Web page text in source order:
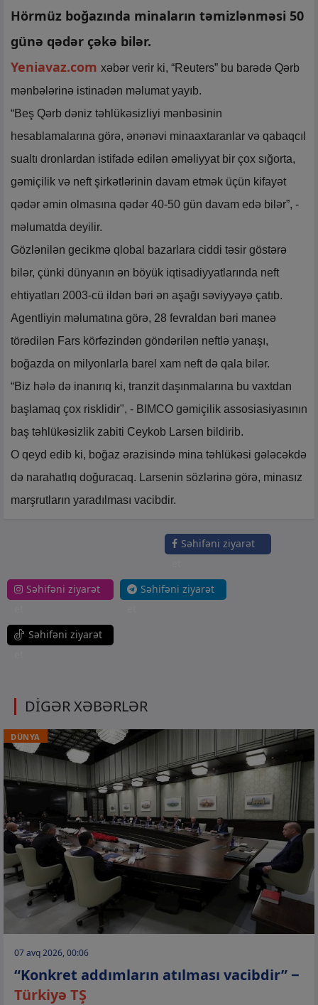
Hörmüz boğazında minaların təmizlənməsi 50
günə qədər çəkə bilər.
Yeniavaz.com xəbər verir ki, “Reuters” bu barədə Qərb
mənbələrinə istinadən məlumat yayıb.
“Beş Qərb dəniz təhlükəsizliyi mənbəsinin
hesablamalarına görə, ənənəvi minaaxtaranlar və qabaqcıl
sualtı dronlardan istifadə edilən əməliyyat bir çox sığorta,
gəmiçilik və neft şirkətlərinin davam etmək üçün kifayət
qədər əmin olmasına qədər 40-50 gün davam edə bilər”, -
məlumatda deyilir.
Gözlənilən gecikmə qlobal bazarlara ciddi təsir göstərə
bilər, çünki dünyanın ən böyük iqtisadiyyatlarında neft
ehtiyatları 2003-cü ildən bəri ən aşağı səviyyəyə çatıb.
Agentliyin məlumatına görə, 28 fevraldan bəri maneə
törədilən Fars körfəzindən göndərilən neftlə yanaşı,
boğazda on milyonlarla barel xam neft də qala bilər.
“Biz hələ də inanırıq ki, tranzit daşınmalarına bu vaxtdan
başlamaq çox risklidir", - BIMCO gəmiçilik assosiasiyasının
baş təhlükəsizlik zabiti Ceykob Larsen bildirib.
O qeyd edib ki, boğaz ərazisində mina təhlükəsi gələcəkdə
də narahatlıq doğuracaq. Larsenin sözlərinə görə, minasız
marşrutların yaradılması vacibdir.
Səhifəni ziyarət
Səhifəni ziyarət
Səhifəni ziyarət
Səhifəni ziyarət
DİGƏR XƏBƏRLƏR
DÜNYA
07 avq 2026, 00:06
“Konkret addımların atılması vacibdir” −
Türkiyə TŞ